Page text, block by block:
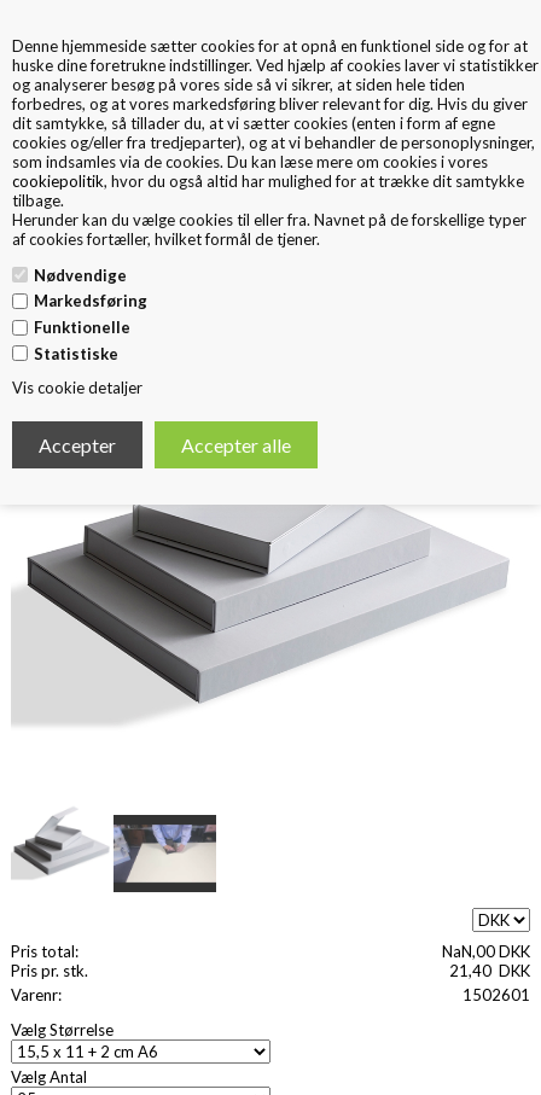
Denne hjemmeside sætter cookies for at opnå en funktionel side og for at
huske dine foretrukne indstillinger. Ved hjælp af cookies laver vi statistikker
og analyserer besøg på vores side så vi sikrer, at siden hele tiden
forbedres, og at vores markedsføring bliver relevant for dig. Hvis du giver
dit samtykke, så tillader du, at vi sætter cookies (enten i form af egne
cookies og/eller fra tredjeparter), og at vi behandler de personoplysninger,
som indsamles via de cookies. Du kan læse mere om cookies i vores
cookiepolitik, hvor du også altid har mulighed for at trække dit samtykke
tilbage.
Herunder kan du vælge cookies til eller fra. Navnet på de forskellige typer
af cookies fortæller, hvilket formål de tjener.
Nødvendige
Markedsføring
Funktionelle
Statistiske
Vis cookie detaljer
0
< Tilbage
Luksus æske A4/A5/A6 hvid
Pris total:
NaN,00 DKK
Pris pr. stk.
21,40 DKK
Varenr:
1502601
Vælg Størrelse
Vælg Antal